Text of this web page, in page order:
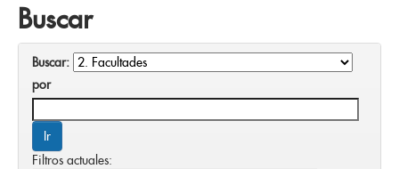
Buscar
Buscar:
por
Filtros actuales: